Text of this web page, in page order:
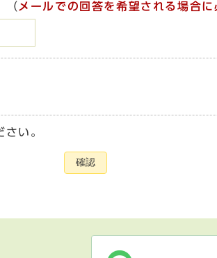
（ メールでの回答を希望される場合に
い。
確認